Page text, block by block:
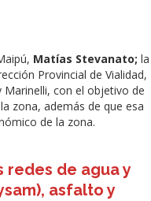
Matías Stevanato; la
Provincial de Vialidad,
Marinelli, con el objetivo de
zona, además de que esa
de la zona.
redes de agua y
asfalto y